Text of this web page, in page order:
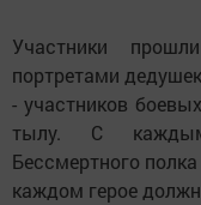
Участники
портретами
- участников
тылу. С
Бессмертного
каждом герое